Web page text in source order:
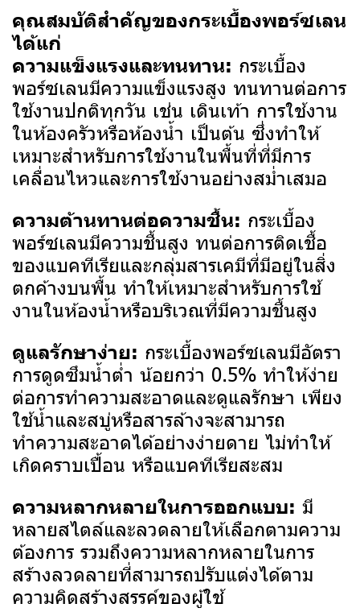
คุณสมบัติสำคัญของกระเบื้องพอร์ซเลน
ได้แก่
ความแข็งแรงและทนทาน: กระเบื้อง
พอร์ซเลนมีความแข็งแรงสูง ทนทานต่อการ
ใช้งานปกติทุกวัน เช่น เดินเท้า การใช้งาน
ในห้องครัวหรือห้องน้ำ เป็นต้น ซึ่งทำให้
เหมาะสำหรับการใช้งานในพื้นที่ที่มีการ
เคลื่อนไหวและการใช้งานอย่างสม่ำเสมอ
ความต้านทานต่อความชื้น: กระเบื้อง
พอร์ซเลนมีความชื้นสูง ทนต่อการติดเชื้อ
ของแบคทีเรียและกลุ่มสารเคมีที่มีอยู่ในสิ่ง
ตกค้างบนพื้น ทำให้เหมาะสำหรับการใช้
งานในห้องน้ำหรือบริเวณที่มีความชื้นสูง
ดูแลรักษาง่าย: กระเบื้องพอร์ซเลนมีอัตรา
การดูดซึมน้ำต่ำ น้อยกว่า 0.5% ทำให้ง่าย
ต่อการทำความสะอาดและดูแลรักษา เพียง
ใช้น้ำและสบู่หรือสารล้างจะสามารถ
ทำความสะอาดได้อย่างง่ายดาย ไม่ทำให้
เกิดคราบเปื้อน หรือแบคทีเรียสะสม
ความหลากหลายในการออกแบบ: มี
หลายสไตล์และลวดลายให้เลือกตามความ
ต้องการ รวมถึงความหลากหลายในการ
สร้างลวดลายที่สามารถปรับแต่งได้ตาม
ความคิดสร้างสรรค์ของผู้ใช้